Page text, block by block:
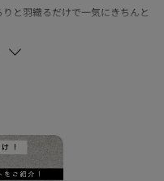
と羽織るだけで一気にきちんと
デザインです。